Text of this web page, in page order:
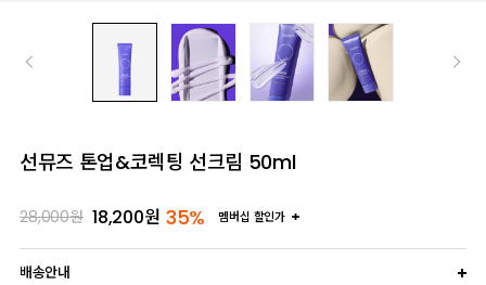
선뮤즈 톤업&코렉팅 선크림 50ml
28,000원 18,200원 35% 멤버십 할인가
배송안내